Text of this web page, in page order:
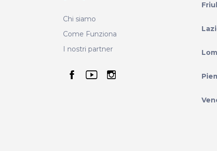
Chi siamo
Come Funziona
I nostri partner
seguici su facebook
seguici su youtube
seguici su